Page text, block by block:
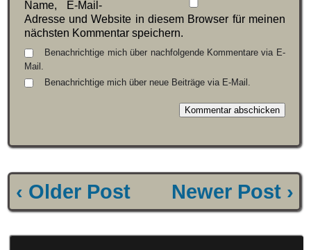
Name, E-Mail-
Adresse und Website in diesem Browser für meinen
nächsten Kommentar speichern.
Benachrichtige mich über nachfolgende Kommentare via E-
Mail.
Benachrichtige mich über neue Beiträge via E-Mail.
‹ Older Post Newer Post ›